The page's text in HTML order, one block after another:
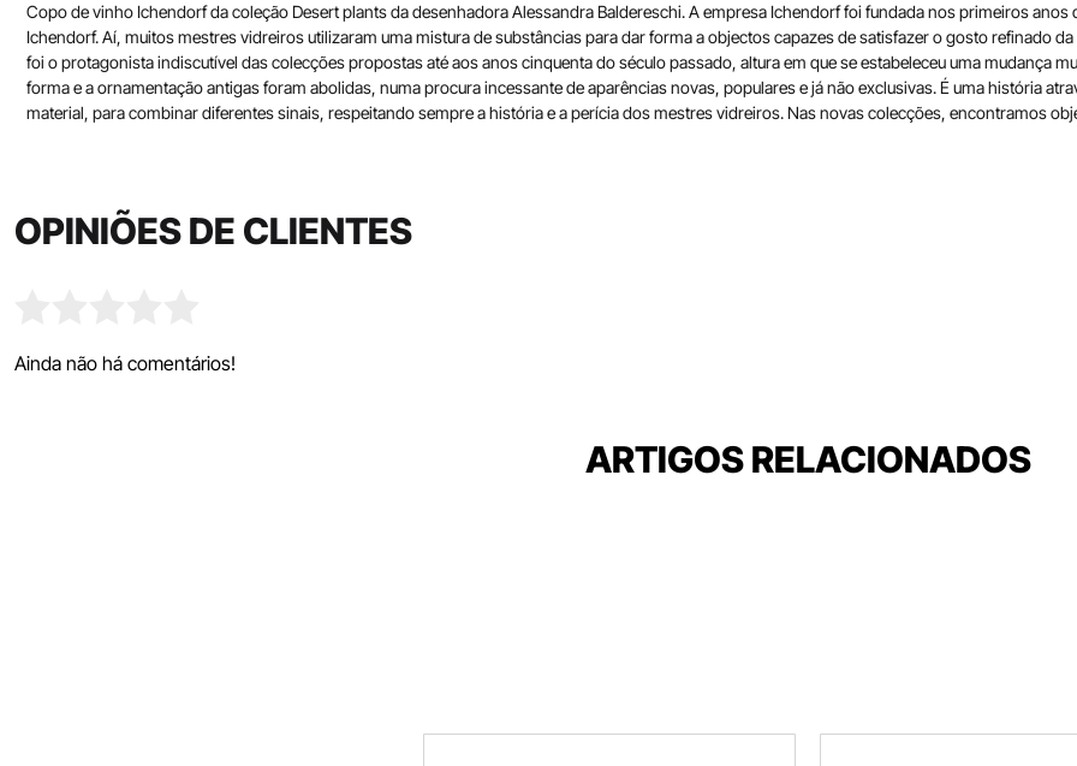
Copo de vinho Ichendorf da coleção Desert plants da desenhadora Alessandra Baldereschi. A empresa Ichendorf foi fundada nos primeiros
Ichendorf. Aí, muitos mestres vidreiros utilizaram uma mistura de substâncias para dar forma a objectos capazes de satisfazer o gosto refinado
foi o protagonista indiscutível das colecções propostas até aos anos cinquenta do século passado, altura em que se estabeleceu uma mudança
forma e a ornamentação antigas foram abolidas, numa procura incessante de aparências novas, populares e já não exclusivas. É uma história
material, para combinar diferentes sinais, respeitando sempre a história e a perícia dos mestres vidreiros. Nas novas colecções, encontramos
OPINIÕES DE CLIENTES
Ainda não há comentários!
ARTIGOS RELACIONADOS